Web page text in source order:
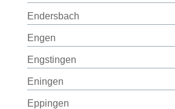
Endersbach
Engen
Engstingen
Eningen
Eppingen